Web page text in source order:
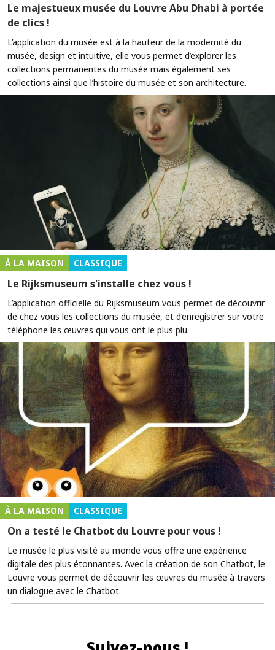
Le majestueux musée du Louvre Abu Dhabi à portée
de clics !
L’application du musée est à la hauteur de la modernité du
musée, design et intuitive, elle vous permet d’explorer les
collections permanentes du musée mais également ses
collections ainsi que l’histoire du musée et son architecture.
À LA MAISON CLASSIQUE
Le Rijksmuseum s'installe chez vous !
L’application officielle du Rijksmuseum vous permet de découvrir
de chez vous les collections du musée, et d’enregistrer sur votre
téléphone les œuvres qui vous ont le plus plu.
À LA MAISON CLASSIQUE
On a testé le Chatbot du Louvre pour vous !
Le musée le plus visité au monde vous offre une expérience
digitale des plus étonnantes. Avec la création de son Chatbot, le
Louvre vous permet de découvrir les œuvres du musée à travers
un dialogue avec le Chatbot.